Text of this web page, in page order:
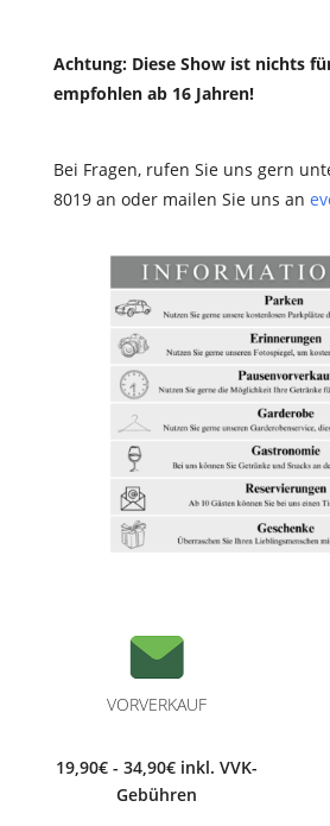
Achtung: Diese Show ist nichts
empfohlen ab 16 Jahren!
Bei Fragen, rufen Sie uns gern
8019 an oder mailen Sie uns an
VORVERKAUF
19,90€ - 34,90€ inkl. VVK-
Gebühren